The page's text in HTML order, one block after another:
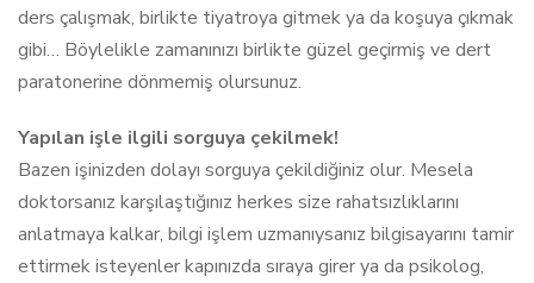
ders çalışmak, birlikte tiyatroya gitmek ya da koşuya çıkmak
gibi… Böylelikle zamanınızı birlikte güzel geçirmiş ve dert
paratonerine dönmemiş olursunuz.
Yapılan işle ilgili sorguya çekilmek!
Bazen işinizden dolayı sorguya çekildiğiniz olur. Mesela
doktorsanız karşılaştığınız herkes size rahatsızlıklarını
anlatmaya kalkar, bilgi işlem uzmanıysanız bilgisayarını tamir
ettirmek isteyenler kapınızda sıraya girer ya da psikolog,